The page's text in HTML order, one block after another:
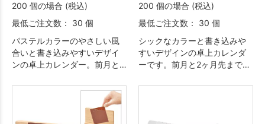
200 個の場合 (税込)
最低ご注文数： 30 個
パステルカラーのやさしい風
合いと書き込みやすいデザイ
ンの卓上カレンダー。前月と2
き機能的です。
200 個の場合 (税込)
最低ご注文数： 30 個
シックなカラーと書き込みや
すいデザインの卓上カレンダ
ーです。前月と2ヶ月先までの
す。